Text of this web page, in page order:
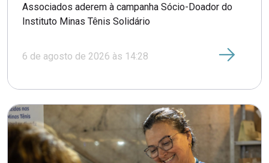
Associados aderem à campanha Sócio-Doador do
Instituto Minas Tênis Solidário
6 de agosto de 2026 às 14:28